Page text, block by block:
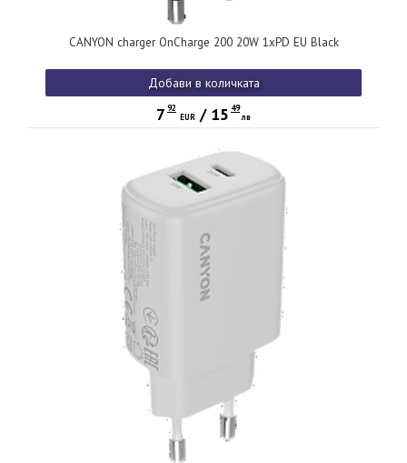
CANYON charger OnCharge 200 20W 1xPD EU Black
Добави в количката
7 92
EUR / 15 49
лв